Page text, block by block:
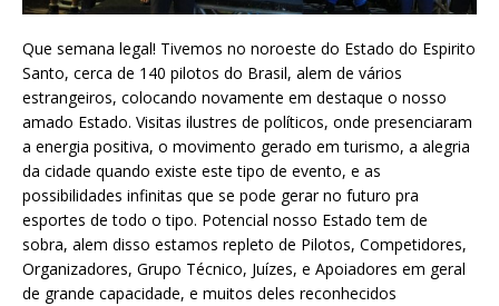
Que semana legal! Tivemos no noroeste do Estado do Espirito
Santo, cerca de 140 pilotos do Brasil, alem de vários
estrangeiros, colocando novamente em destaque o nosso
amado Estado. Visitas ilustres de políticos, onde presenciaram
a energia positiva, o movimento gerado em turismo, a alegria
da cidade quando existe este tipo de evento, e as
possibilidades infinitas que se pode gerar no futuro pra
esportes de todo o tipo. Potencial nosso Estado tem de
sobra, alem disso estamos repleto de Pilotos, Competidores,
Organizadores, Grupo Técnico, Juízes, e Apoiadores em geral
de grande capacidade, e muitos deles reconhecidos